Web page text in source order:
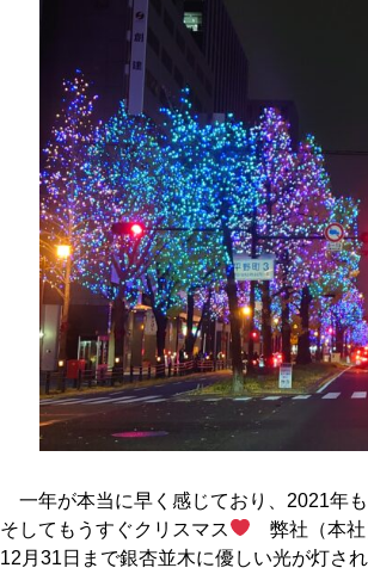
一年が本当に早く感じており、2021年
そしてもうすぐクリスマス
弊社（本社
12月31日まで銀杏並木に優しい光が灯さ